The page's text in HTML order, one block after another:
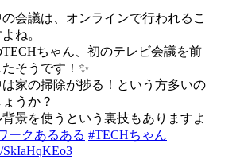
会議は、オンラインで行われるこ
ね。
TECHちゃん、初のテレビ会議を前
そうです！✨
家の掃除が捗る！という方多いの
うか？
景を使うという裏技もありますよ
ークあるある #TECHちゃん
SkIaHqKEo3